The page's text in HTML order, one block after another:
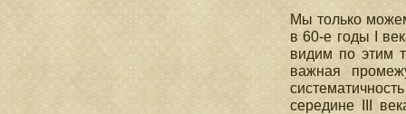
Мы только
в 60-е годы I
видим по этим
важная
середине III